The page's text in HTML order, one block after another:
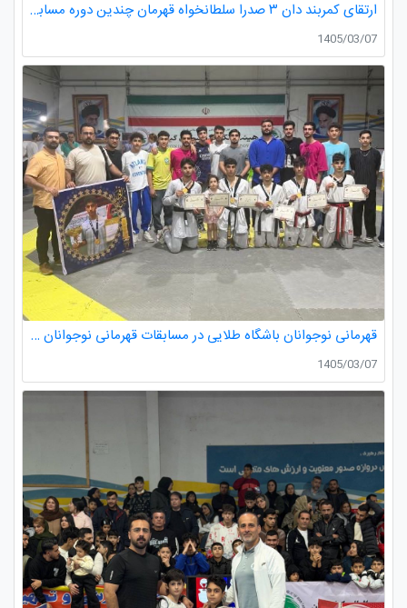
ارتقای کمربند دان ۳ صدرا سلطانخواه قهرمان چندین دوره مسابقات استانی و کشوری در رده سنی خردسالان و نونهالان
1405/03/07
قهرمانی نوجوانان باشگاه طلایی در مسابقات قهرمانی نوجوانان تکواندو استان گیلان
1405/03/07